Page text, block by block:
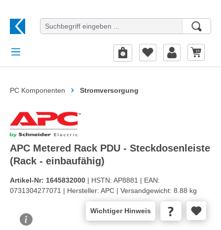
PC Komponenten Stromversorgung
APC Metered Rack PDU - Steckdosenleiste
(Rack - einbaufähig)
Artikel-Nr: 1645832000 | HSTN: AP8881 | EAN:
0731304277071 | Hersteller: APC | Versandgewicht: 8.88 kg
Wichtiger Hinweis